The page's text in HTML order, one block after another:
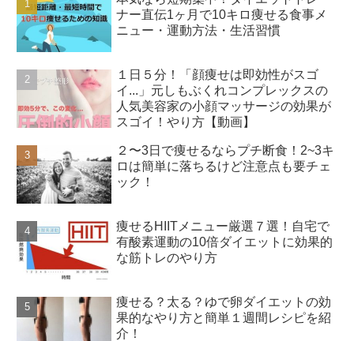
ナー直伝1ヶ月で10キロ痩せる食事メ
ニュー・運動方法・生活習慣
１日５分！「顔痩せは即効性がスゴ
イ...」元しもぶくれコンプレックスの
人気美容家の小顔マッサージの効果が
スゴイ！やり方【動画】
２〜3日で痩せるならプチ断食！2~3キ
ロは簡単に落ちるけど注意点も要チェ
ック！
痩せるHIITメニュー厳選７選！自宅で
有酸素運動の10倍ダイエットに効果的
な筋トレのやり方
痩せる？太る？ゆで卵ダイエットの効
果的なやり方と簡単１週間レシピを紹
介！